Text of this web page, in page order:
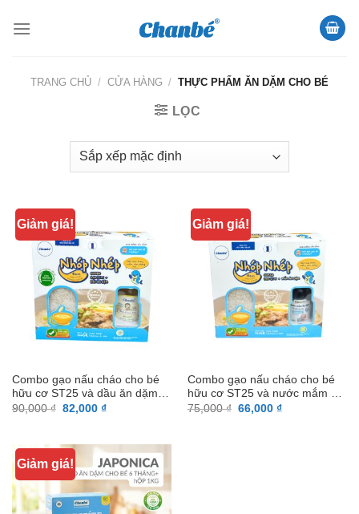
TRANG CHỦ / CỬA HÀNG / THỰC PHẨM ĂN DẶM CHO BÉ
LỌC
Giảm giá!
Combo gạo nấu cháo cho bé
hữu cơ ST25 và dầu ăn dặm
Nhóp Nhép
90,000₫ Giá
gốc
82,000 ₫Giá
Giảm giá!
Combo gạo nấu cháo cho bé
hữu cơ ST25 và nước mắm ăn
dặm Nhóp Nhép
75,000₫ Giá
gốc
66,000 ₫Giá
Giảm giá!